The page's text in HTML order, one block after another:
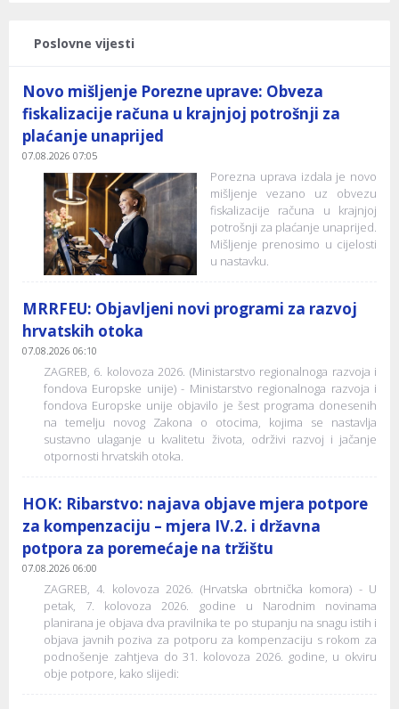
Poslovne vijesti
Novo mišljenje Porezne uprave: Obveza
fiskalizacije računa u krajnjoj potrošnji za
plaćanje unaprijed
07.08.2026 07:05
Porezna uprava izdala je novo
mišljenje vezano uz obvezu
fiskalizacije računa u krajnjoj
potrošnji za plaćanje unaprijed.
Mišljenje prenosimo u cijelosti
u nastavku.
MRRFEU: Objavljeni novi programi za razvoj
hrvatskih otoka
07.08.2026 06:10
ZAGREB, 6. kolovoza 2026. (Ministarstvo regionalnoga razvoja i
fondova Europske unije) - Ministarstvo regionalnoga razvoja i
fondova Europske unije objavilo je šest programa donesenih
na temelju novog Zakona o otocima, kojima se nastavlja
sustavno ulaganje u kvalitetu života, održivi razvoj i jačanje
otpornosti hrvatskih otoka.
HOK: Ribarstvo: najava objave mjera potpore
za kompenzaciju – mjera IV.2. i državna
potpora za poremećaje na tržištu
07.08.2026 06:00
ZAGREB, 4. kolovoza 2026. (Hrvatska obrtnička komora) - U
petak, 7. kolovoza 2026. godine u Narodnim novinama
planirana je objava dva pravilnika te po stupanju na snagu istih i
objava javnih poziva za potporu za kompenzaciju s rokom za
podnošenje zahtjeva do 31. kolovoza 2026. godine, u okviru
obje potpore, kako slijedi: